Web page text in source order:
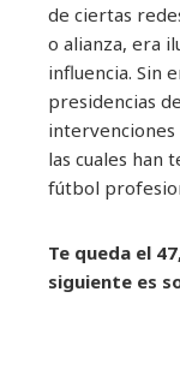
de ciertas
o alianza, era
influencia. Sin
presidencias
intervenciones
las cuales han
fútbol
Te queda el
siguiente es